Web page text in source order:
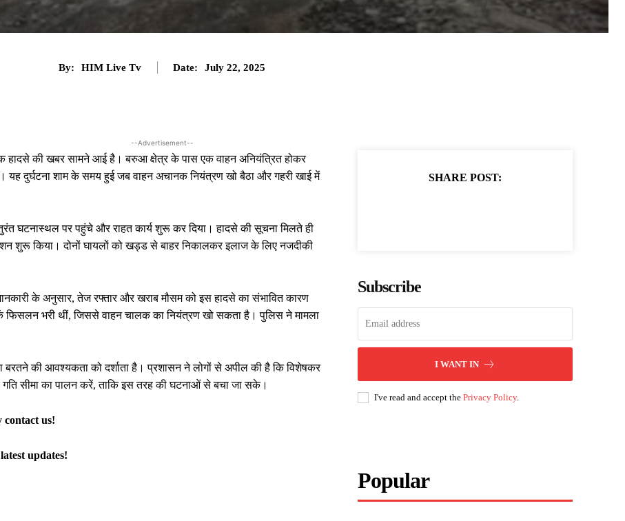
By: HIM Live Tv Date: July 22, 2025
--Advertisement--
हादसे की खबर सामने आई है। बरुआ क्षेत्र के पास एक वाहन अनियंत्रित होकर
यह दुर्घटना शाम के समय हुई जब वाहन अचानक नियंत्रण खो बैठा और गहरी खाई में
घटनास्थल पर पहुंचे और राहत कार्य शुरू कर दिया। हादसे की सूचना मिलते ही
किया। दोनों घायलों को खड्ड से बाहर निकालकर इलाज के लिए नजदीकी
के अनुसार, तेज रफ्तार और खराब मौसम को इस हादसे का संभावित कारण
फिसलन भरी थीं, जिससे वाहन चालक का नियंत्रण खो सकता है। पुलिस ने मामला
बरतने की आवश्यकता को दर्शाता है। प्रशासन ने लोगों से अपील की है कि विशेषकर
सीमा का पालन करें, ताकि इस तरह की घटनाओं से बचा जा सके।
contact us!
updates!
SHARE POST:
Subscribe
I WANT IN
I've read and accept thePrivacy Policy.
Popular